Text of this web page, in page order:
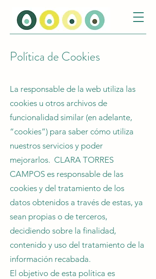
Política de Cookies
La responsable de la web utiliza las
cookies u otros archivos de
funcionalidad similar (en adelante,
“cookies”) para saber cómo utiliza
nuestros servicios y poder
mejorarlos. CLARA TORRES
CAMPOS es responsable de las
cookies y del tratamiento de los
datos obtenidos a través de estas, ya
sean propias o de terceros,
decidiendo sobre la finalidad,
contenido y uso del tratamiento de la
información recabada.
El objetivo de esta política es